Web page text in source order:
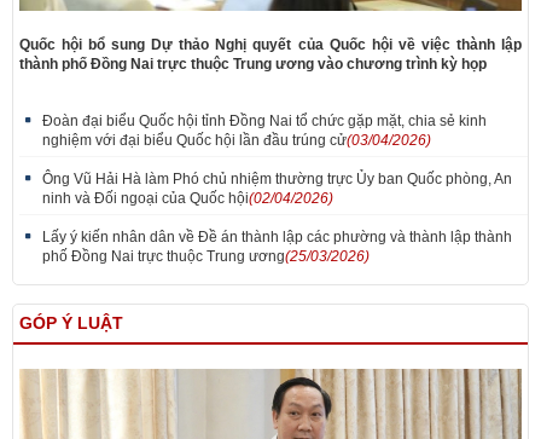
Quốc hội bổ sung Dự thảo Nghị quyết của Quốc hội về việc thành lập
thành phố Đồng Nai trực thuộc Trung ương vào chương trình kỳ họp
Đoàn đại biểu Quốc hội tỉnh Đồng Nai tổ chức gặp mặt, chia sẻ kinh
nghiệm với đại biểu Quốc hội lần đầu trúng cử(03/04/2026)
Ông Vũ Hải Hà làm Phó chủ nhiệm thường trực Ủy ban Quốc phòng, An
ninh và Đối ngoại của Quốc hội(02/04/2026)
Lấy ý kiến nhân dân về Đề án thành lập các phường và thành lập thành
phố Đồng Nai trực thuộc Trung ương(25/03/2026)
GÓP Ý LUẬT